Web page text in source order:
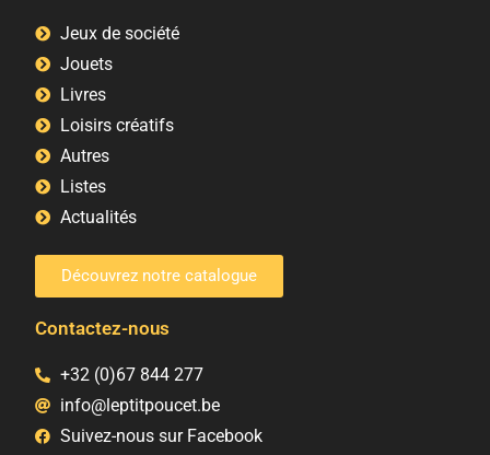
Jeux de société
Jouets
Livres
Loisirs créatifs
Autres
Listes
Actualités
Découvrez notre catalogue
Contactez-nous
+32 (0)67 844 277
info@leptitpoucet.be
Suivez-nous sur Facebook